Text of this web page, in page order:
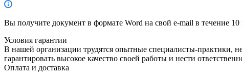
Вы получите документ в формате Word на свой e-mail в течение
Условия гарантии
В нашей организации трудятся опытные специалисты-практики,
гарантировать высокое качество своей работы и нести
Оплата и доставка